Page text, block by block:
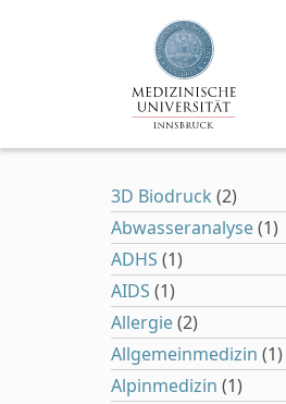
Zum Hauptinhalt springen
3D Biodruck (2)
Abwasseranalyse(1)
ADHS (1)
AIDS (1)
Allergie(2)
Allgemeinmedizin (1)
Alpinmedizin (1)